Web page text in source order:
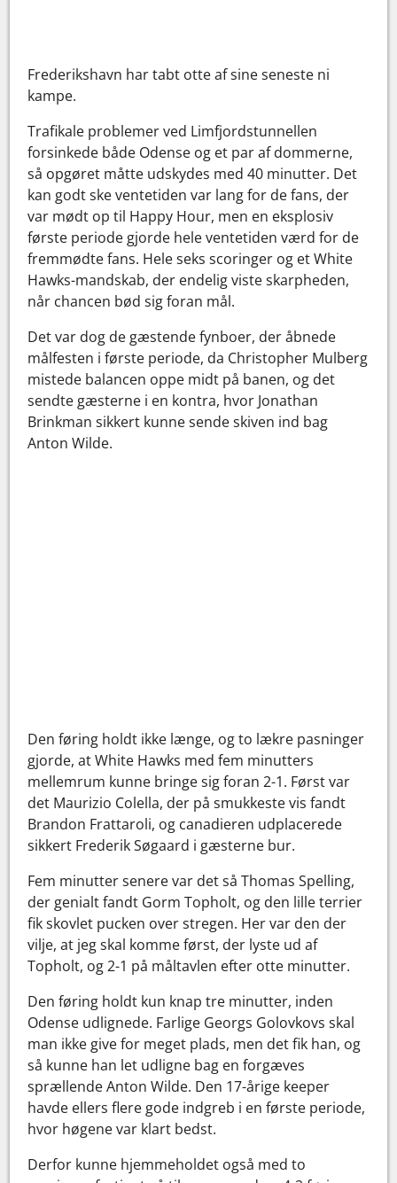
Frederikshavn har tabt otte af sine seneste ni
kampe.
Trafikale problemer ved Limfjordstunnellen
forsinkede både Odense og et par af dommerne,
så opgøret måtte udskydes med 40 minutter. Det
kan godt ske ventetiden var lang for de fans, der
var mødt op til Happy Hour, men en eksplosiv
første periode gjorde hele ventetiden værd for de
fremmødte fans. Hele seks scoringer og et White
Hawks-mandskab, der endelig viste skarpheden,
når chancen bød sig foran mål.
Det var dog de gæstende fynboer, der åbnede
målfesten i første periode, da Christopher Mulberg
mistede balancen oppe midt på banen, og det
sendte gæsterne i en kontra, hvor Jonathan
Brinkman sikkert kunne sende skiven ind bag
Anton Wilde.
Den føring holdt ikke længe, og to lækre pasninger
gjorde, at White Hawks med fem minutters
mellemrum kunne bringe sig foran 2-1. Først var
det Maurizio Colella, der på smukkeste vis fandt
Brandon Frattaroli, og canadieren udplacerede
sikkert Frederik Søgaard i gæsterne bur.
Fem minutter senere var det så Thomas Spelling,
der genialt fandt Gorm Topholt, og den lille terrier
fik skovlet pucken over stregen. Her var den der
vilje, at jeg skal komme først, der lyste ud af
Topholt, og 2-1 på måltavlen efter otte minutter.
Den føring holdt kun knap tre minutter, inden
Odense udlignede. Farlige Georgs Golovkovs skal
man ikke give for meget plads, men det fik han, og
så kunne han let udligne bag en forgæves
sprællende Anton Wilde. Den 17-årige keeper
havde ellers flere gode indgreb i en første periode,
hvor høgene var klart bedst.
Derfor kunne hjemmeholdet også med to